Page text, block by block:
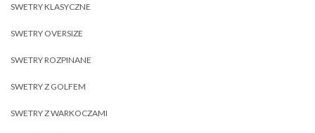
SWETRY KLASYCZNE
SWETRY OVERSIZE
SWETRY ROZPINANE
SWETRY Z GOLFEM
SWETRY Z WARKOCZAMI